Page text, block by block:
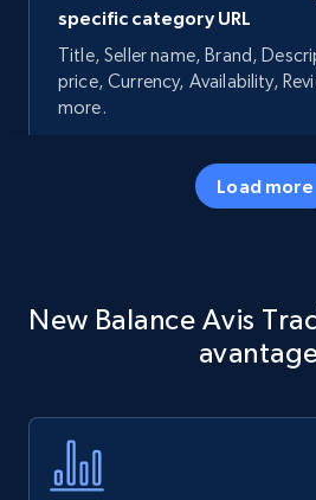
specific category URL
Title, Seller name, Brand,
price, Currency, Availability,
more.
5.7K+
specific keywords
Title, Seller name, Brand,
Load more
New Balance Avis